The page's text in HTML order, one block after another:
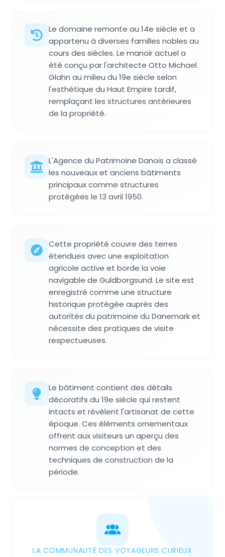
Le domaine remonte au 14e siècle et a
appartenu à diverses familles nobles au
cours des siècles. Le manoir actuel a
été conçu par l'architecte Otto Michael
Glahn au milieu du 19e siècle selon
l'esthétique du Haut Empire tardif,
remplaçant les structures antérieures
de la propriété.
L'Agence du Patrimoine Danois a classé
les nouveaux et anciens bâtiments
principaux comme structures
protégées le 13 avril 1950.
Cette propriété couvre des terres
étendues avec une exploitation
agricole active et borde la voie
navigable de Guldborgsund. Le site est
enregistré comme une structure
historique protégée auprès des
autorités du patrimoine du Danemark et
nécessite des pratiques de visite
respectueuses.
Le bâtiment contient des détails
décoratifs du 19e siècle qui restent
intacts et révèlent l'artisanat de cette
époque. Ces éléments ornementaux
offrent aux visiteurs un aperçu des
normes de conception et des
techniques de construction de la
période.
LA COMMUNAUTÉ DES VOYAGEURS CURIEUX